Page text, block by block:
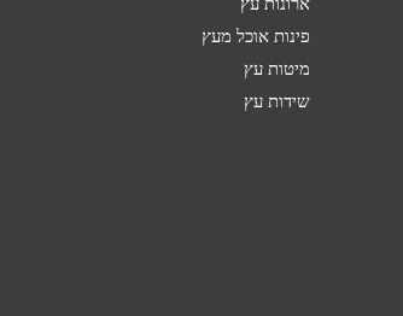
פינות אוכל מעץ
מיטות עץ
שידות עץ